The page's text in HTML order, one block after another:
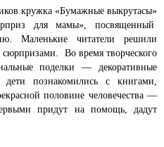
кружка «Бумажные выкрутасы»
для мамы», посвященный
Маленькие читатели решили
Во время творческого
поделки — декоративные
познакомились с книгами,
половине человечества —
придут на помощь, дадут